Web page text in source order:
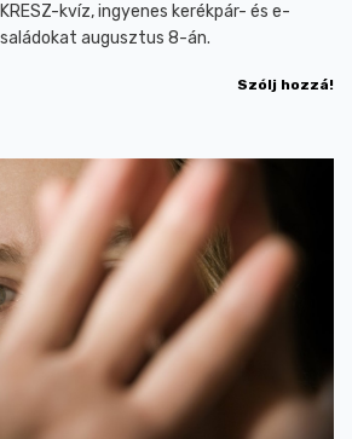
kvíz, ingyenes kerékpár- és e-
augusztus 8-án.
Szólj hozzá!